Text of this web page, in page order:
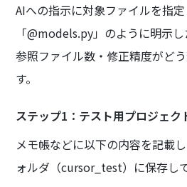
AIへの指示に対象ファイルを指
「@models.py」のように明示
参照ファイル数・修正精度がど
す。
ステップ1：テスト用プロジェク
メモ帳などに以下の内容を記載
ォルダ（cursor_test）に保存し